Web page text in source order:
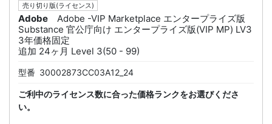
売り切り版(ライセンス)
Adobe
Adobe -VIP Marketplace エンタープライズ版
Substance 官公庁向け エンタープライズ版(VIP MP) LV3
3年価格固定
追加 24ヶ月 Level 3(50 - 99)
型番 30002873CC03A12_24
ご利中のライセンス数に合った価格ランクをお選びくださ
い。